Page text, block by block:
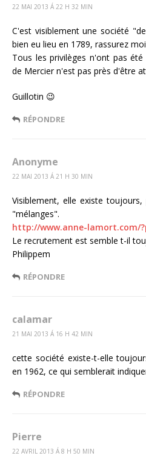
22 MAI 2013 Á 22 H 32 MIN
C'est visiblement une société
bien eu lieu en 1789, rassurez
Tous les privilèges n'ont pas
de Mercier n'est pas près d'être
Guillotin 😉
RÉPONDRE
Anonyme
22 MAI 2013 Á 21 H 30 MIN
Visiblement, elle existe
"mélanges".
http://www.anne-lamort.com/
Le recrutement est semble t-il
Philippem
RÉPONDRE
calamar
21 MAI 2013 Á 16 H 42 MIN
cette société existe-t-elle
en 1962, ce qui semblerait
RÉPONDRE
Pierre
22 AVRIL 2013 Á 8 H 50 MIN